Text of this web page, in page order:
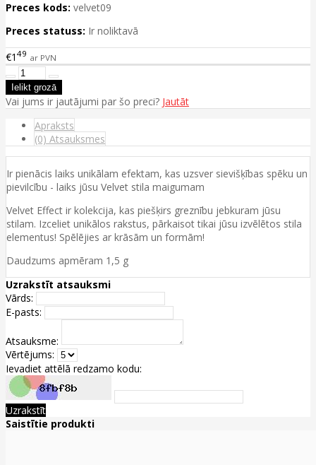
Preces kods: velvet09
Preces statuss: Ir noliktavā
€1 49 ar PVN
Vai jums ir jautājumi par šo preci? Jautāt
Apraksts
(0) Atsauksmes
Ir pienācis laiks unikālam efektam, kas uzsver sievišķības spēku un
pievilcību - laiks jūsu Velvet stila maigumam
Velvet Effect ir kolekcija, kas piešķirs greznību jebkuram jūsu
stilam. Izceliet unikālos rakstus, pārkaisot tikai jūsu izvēlētos stila
elementus! Spēlējies ar krāsām un formām!
Daudzums apmēram 1,5 g
Uzrakstīt atsauksmi
Vārds:
E-pasts:
Atsauksme:
Vērtējums:
Ievadiet attēlā redzamo kodu:
Uzrakstīt
Saistītie produkti